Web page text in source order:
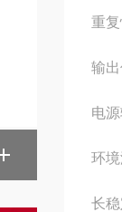
重
输
电
环境
长